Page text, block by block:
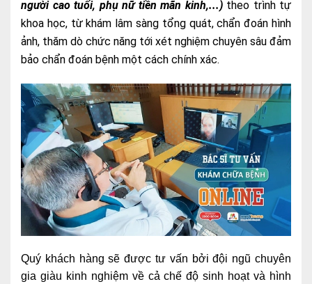
người cao tuổi, phụ nữ tiền mãn kinh,...)theo trình tự
khoa học, từ khám lâm sàng tổng quát, chẩn đoán hình
ảnh, thăm dò chức năng tới xét nghiệm chuyên sâu đảm
bảo chẩn đoán bệnh một cách chính xác.
Quý khách hàng sẽ được tư vấn bởi đội ngũ chuyên
gia giàu kinh nghiệm về cả chế độ sinh hoạt và hình